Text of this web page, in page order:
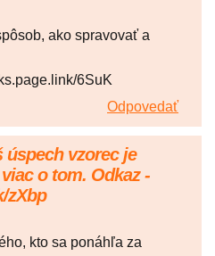
ako spravovať a
6SuK
Odpovedať
úspech vzorec je
o tom. Odkaz -
zXbp
kto sa ponáhľa za